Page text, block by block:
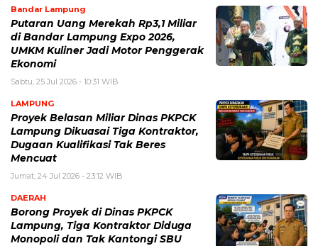
Bandar Lampung
Putaran Uang Merekah Rp3,1 Miliar
di Bandar Lampung Expo 2026,
UMKM Kuliner Jadi Motor Penggerak
Ekonomi
Sabtu, 25 Jul 2026 - 10:31 WIB
LAMPUNG
Proyek Belasan Miliar Dinas PKPCK
Lampung Dikuasai Tiga Kontraktor,
Dugaan Kualifikasi Tak Beres
Mencuat
Jumat, 24 Jul 2026 - 23:12 WIB
DAERAH
Borong Proyek di Dinas PKPCK
Lampung, Tiga Kontraktor Diduga
Monopoli dan Tak Kantongi SBU